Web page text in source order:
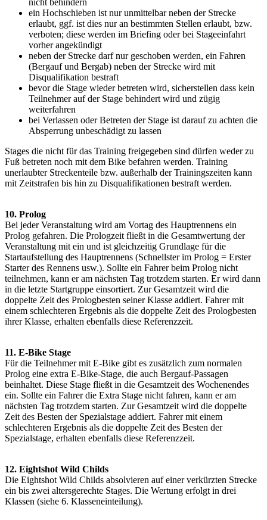
ein Hochschieben ist nur unmittelbar neben der Strecke
erlaubt, ggf. ist dies nur an bestimmten Stellen erlaubt, bzw.
verboten; diese werden im Briefing oder bei Stageeinfahrt
vorher angekündigt
neben der Strecke darf nur geschoben werden, ein Fahren
(Bergauf und Bergab) neben der Strecke wird mit
Disqualifikation bestraft
bevor die Stage wieder betreten wird, sicherstellen dass kein
Teilnehmer auf der Stage behindert wird und zügig
weiterfahren
bei Verlassen oder Betreten der Stage ist darauf zu achten die
Absperrung unbeschädigt zu lassen
Stages die nicht für das Training freigegeben sind dürfen weder zu
Fuß betreten noch mit dem Bike befahren werden. Training
unerlaubter Streckenteile bzw. außerhalb der Trainingszeiten kann
mit Zeitstrafen bis hin zu Disqualifikationen bestraft werden.
10. Prolog
Bei jeder Veranstaltung wird am Vortag des Hauptrennens ein
Prolog gefahren. Die Prologzeit fließt in die Gesamtwertung der
Veranstaltung mit ein und ist gleichzeitig Grundlage für die
Startaufstellung des Hauptrennens (Schnellster im Prolog = Erster
Starter des Rennens usw.). Sollte ein Fahrer beim Prolog nicht
teilnehmen, kann er am nächsten Tag trotzdem starten. Er wird dann
in die letzte Startgruppe einsortiert. Zur Gesamtzeit wird die
doppelte Zeit des Prologbesten seiner Klasse addiert. Fahrer mit
einem schlechteren Ergebnis als die doppelte Zeit des Prologbesten
ihrer Klasse, erhalten ebenfalls diese Referenzzeit.
11. E-Bike Stage
Für die Teilnehmer mit E-Bike gibt es zusätzlich zum normalen
Prolog eine extra E-Bike-Stage, die auch Bergauf-Passagen
beinhaltet. Diese Stage fließt in die Gesamtzeit des Wochenendes
ein. Sollte ein Fahrer die Extra Stage nicht fahren, kann er am
nächsten Tag trotzdem starten. Zur Gesamtzeit wird die doppelte
Zeit des Besten der Spezialstage addiert. Fahrer mit einem
schlechteren Ergebnis als die doppelte Zeit des Besten der
Spezialstage, erhalten ebenfalls diese Referenzzeit.
12. Eightshot Wild Childs
Die Eightshot Wild Childs absolvieren auf einer verkürzten Strecke
ein bis zwei altersgerechte Stages. Die Wertung erfolgt in drei
Klassen (siehe 6. Klasseneinteilung).